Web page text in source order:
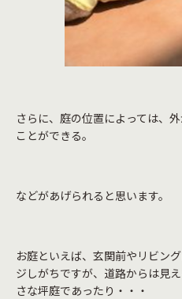
さらに、庭の位置によっては、
ことができる。
などがあげられると思います。
お庭といえば、玄関前やリビン
ジしがちですが、道路からは見
さな坪庭であったり・・・